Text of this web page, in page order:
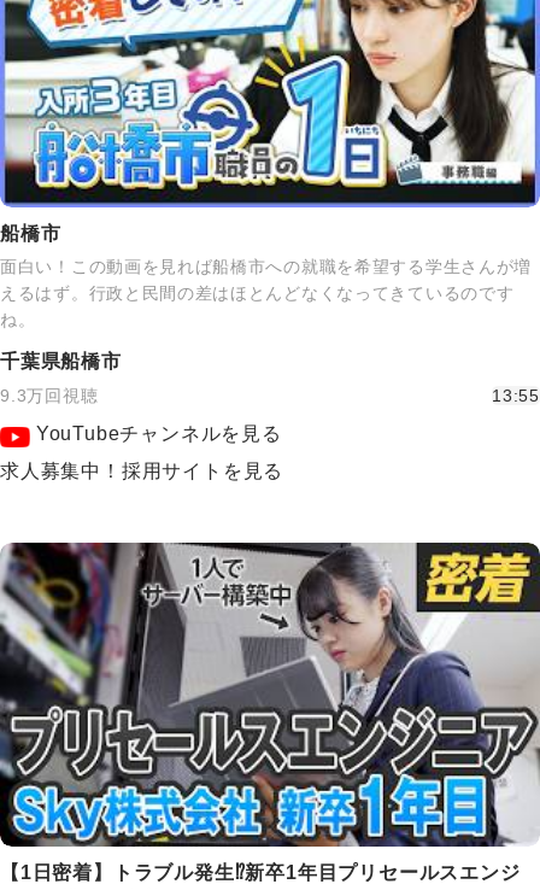
船橋市
面白い！この動画を見れば船橋市への就職を希望する学生さんが増
えるはず。行政と民間の差はほとんどなくなってきているのです
ね。
千葉県船橋市
9.3万回視聴 13:55
YouTubeチャンネルを見る
求人募集中！採用サイトを見る
【1日密着】トラブル発生⁉新卒1年目プリセールスエンジ